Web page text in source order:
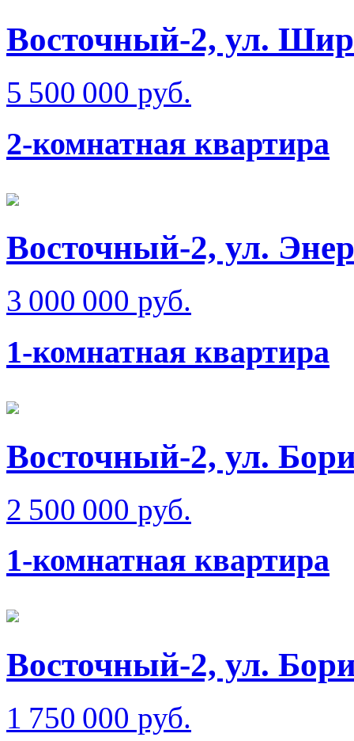
Восточный-2, ул.
5 500 000 руб.
2-комнатная квартира
Восточный-2, ул.
3 000 000 руб.
1-комнатная квартира
Восточный-2, ул.
2 500 000 руб.
1-комнатная квартира
Восточный-2, ул.
1 750 000 руб.